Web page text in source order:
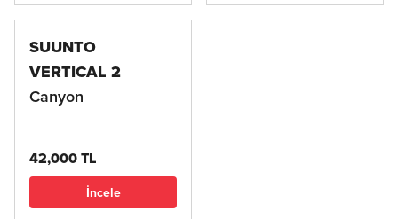
SUUNTO
VERTICAL 2
Canyon
42,000 TL
İncele